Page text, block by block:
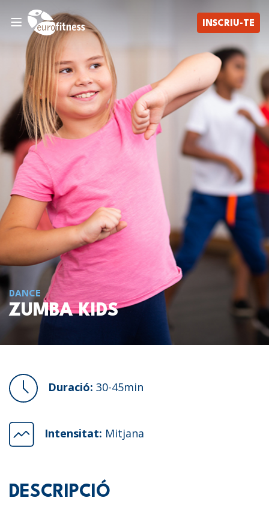
INSCRIU-TE
DANCE
ZUMBA KIDS
Duració: 30-45min
Intensitat: Mitjana
DESCRIPCIÓ